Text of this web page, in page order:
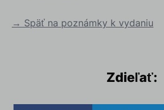
→ Späť na poznámky k vydaniu
Zdieľať: